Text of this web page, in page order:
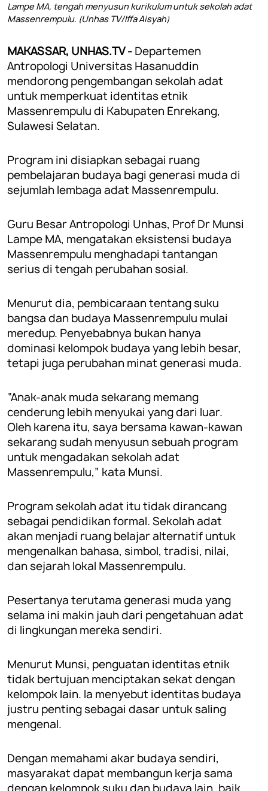
Lampe MA, tengah menyusun kurikulum untuk sekolah adat
Massenrempulu. (Unhas TV/Iffa Aisyah)
MAKASSAR, UNHAS.TV - Departemen
Antropologi Universitas Hasanuddin
mendorong pengembangan sekolah adat
untuk memperkuat identitas etnik
Massenrempulu di Kabupaten Enrekang,
Sulawesi Selatan.
Program ini disiapkan sebagai ruang
pembelajaran budaya bagi generasi muda di
sejumlah lembaga adat Massenrempulu.
Guru Besar Antropologi Unhas, Prof Dr Munsi
Lampe MA, mengatakan eksistensi budaya
Massenrempulu menghadapi tantangan
serius di tengah perubahan sosial.
Menurut dia, pembicaraan tentang suku
bangsa dan budaya Massenrempulu mulai
meredup. Penyebabnya bukan hanya
dominasi kelompok budaya yang lebih besar,
tetapi juga perubahan minat generasi muda.
“Anak-anak muda sekarang memang
cenderung lebih menyukai yang dari luar.
Oleh karena itu, saya bersama kawan-kawan
sekarang sudah menyusun sebuah program
untuk mengadakan sekolah adat
Massenrempulu,” kata Munsi.
Program sekolah adat itu tidak dirancang
sebagai pendidikan formal. Sekolah adat
akan menjadi ruang belajar alternatif untuk
mengenalkan bahasa, simbol, tradisi, nilai,
dan sejarah lokal Massenrempulu.
Pesertanya terutama generasi muda yang
selama ini makin jauh dari pengetahuan adat
di lingkungan mereka sendiri.
Menurut Munsi, penguatan identitas etnik
tidak bertujuan menciptakan sekat dengan
kelompok lain. Ia menyebut identitas budaya
justru penting sebagai dasar untuk saling
mengenal.
Dengan memahami akar budaya sendiri,
masyarakat dapat membangun kerja sama